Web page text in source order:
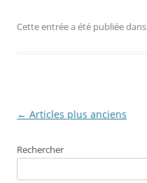
Cette entrée a été publiée dans
Navigation
articles
← Articles plus anciens
Rechercher